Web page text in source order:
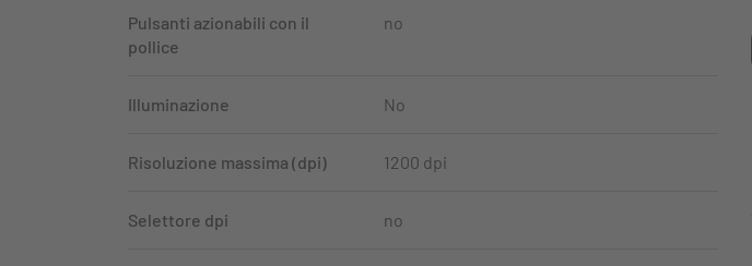
Pulsanti azionabili con il
pollice
no
Illuminazione No
Risoluzione massima (dpi) 1200 dpi
Selettore dpi no